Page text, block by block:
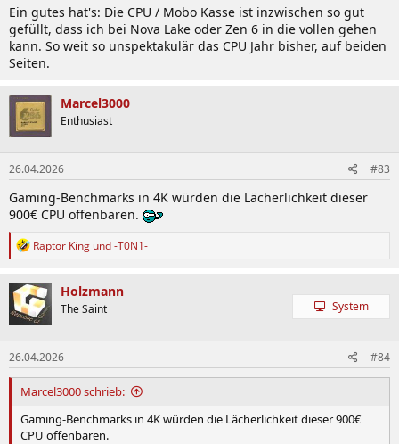
:
Ein gutes hat's: Die CPU / Mobo Kasse ist inzwischen so gut
gefüllt, dass ich bei Nova Lake oder Zen 6 in die vollen gehen
kann. So weit so unspektakulär das CPU Jahr bisher, auf beiden
Seiten.
Marcel3000
Enthusiast
26.04.2026 #83
Gaming-Benchmarks in 4K würden die Lächerlichkeit dieser
900€ CPU offenbaren.
R
k
t
i
o
n
e
n
:
Raptor King und-T0N1-
Holzmann
The Saint System
26.04.2026 #84
Marcel3000 schrieb:
Gaming-Benchmarks in 4K würden die Lächerlichkeit dieser 900€
CPU offenbaren.